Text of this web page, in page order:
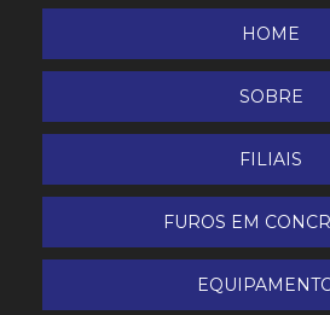
Plataforma Articulada Elevatória
Talha manual
HOME
SOBRE
FILIAIS
FUROS EM